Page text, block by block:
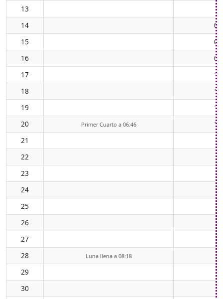
13
14
15
16
17
18
19
20
Primer Cuarto a 06:46
21
22
23
24
25
26
27
28
Luna llena a 08:18
29
30